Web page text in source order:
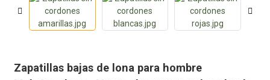
Zapatillas bajas de lona para hombre